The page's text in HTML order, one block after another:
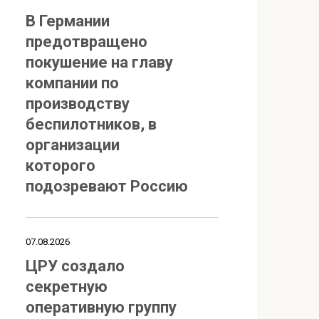
В Германии
предотвращено
покушение на главу
компании по
производству
беспилотников, в
организации
которого
подозревают Россию
07.08.2026
ЦРУ создало
секретную
оперативную группу